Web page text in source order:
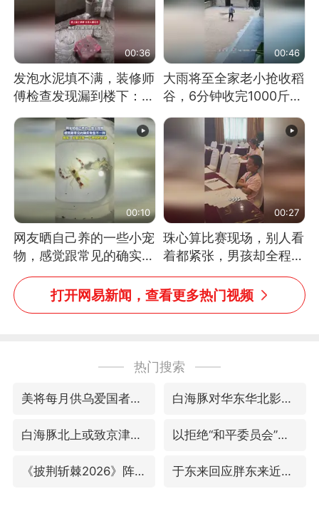
00:36
发泡水泥填不满，装修师
傅检查发现漏到楼下：出
风口未延伸到外墙
00:46
大雨将至全家老小抢收稻
谷，6分钟收完1000斤，
没有一个人掉链子
00:10
网友晒自己养的一些小宠
物，感觉跟常见的确实有
些不一样
00:27
珠心算比赛现场，别人看
着都紧张，男孩却全程气
定神闲、从容作答，最终
拿下冠军。网友：这淡定
的样子，一看就是有实
打开网易新闻，查看更多热门视频
热门搜索
美将每月供乌爱国者拦截导弹 白海豚对华东华北影响会大于巴威
白海豚北上或致京津冀暴雨 以拒绝“和平委员会”的加沙和平计划
《披荆斩棘2026》阵容官宣 于东来回应胖东来近25年老店年底关闭